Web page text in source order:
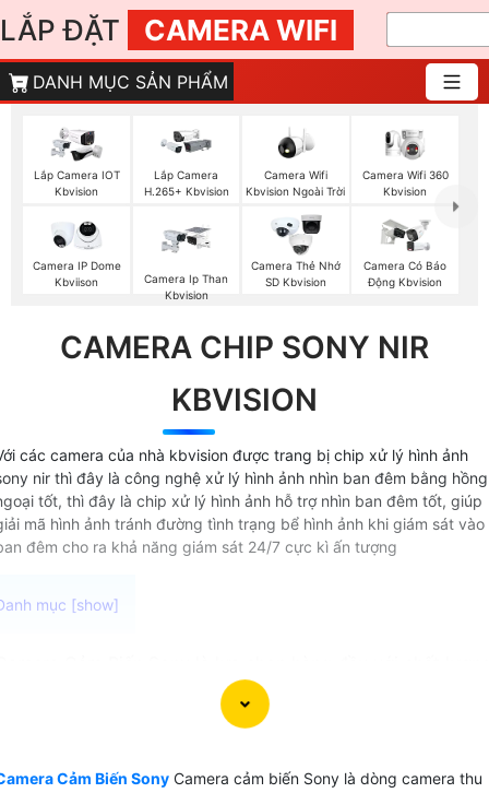
LẮP ĐẶT CAMERA WIFI
DANH MỤC SẢN PHẨM
Lắp Camera IOT
Kbvision
Lắp Camera
H.265+ Kbvision
Camera Wifi
Kbvision Ngoài Trời
Camera Wifi 360
Kbvision
Camera IP Dome
Kbviison
Camera Ip Than
Kbvision
Camera Thẻ Nhớ
SD Kbvision
Camera Có Báo
Động Kbvision
CAMERA CHIP SONY NIR
KBVISION
các camera của nhà kbvision được trang bị chip xử lý hình ảnh
nir thì đây là công nghệ xử lý hình ảnh nhìn ban đêm bằng hồng
tốt, thì đây là chip xử lý hình ảnh hỗ trợ nhìn ban đêm tốt, giúp
mã hình ảnh tránh đường tình trạng bể hình ảnh khi giám sát vào
đêm cho ra khả năng giám sát 24/7 cực kì ấn tượng
hình ban đêm sắc nét. camera sử dụng các cảm biến
chất lượng cao như Sony SNR1s, Sony NIR, Sony
cả trong điều kiện ánh sáng yếu. Với khả năng xử lý
Cảm Biến Sony Camera cảm biến Sony là dòng camera thu